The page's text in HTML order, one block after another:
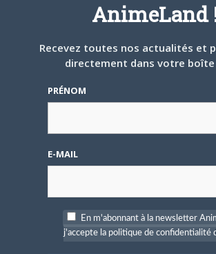
– Spécial Posters est
AnimeLand
Recevez toutes nos actualités et
directement dans votre boîte
PRÉNOM
E-MAIL
En m'abonnant à la newsletter
j'accepte la politique de confidentialité